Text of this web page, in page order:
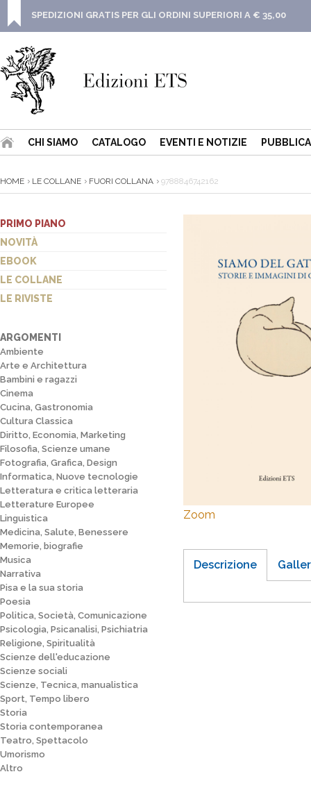
SPEDIZIONI GRATIS PER GLI ORDINI SUPERIORI A € 35,00
CHI SIAMO CATALOGO EVENTI E NOTIZIE
HOME LE COLLANE FUORI COLLANA 9788846742162
PRIMO PIANO
NOVITÀ
EBOOK
LE COLLANE
LE RIVISTE
ARGOMENTI
Ambiente
Arte e Architettura
Bambini e ragazzi
Cinema
Cucina, Gastronomia
Cultura Classica
Diritto, Economia, Marketing
Filosofia, Scienze umane
Fotografia, Grafica, Design
Informatica, Nuove tecnologie
Letteratura e critica letteraria
Letterature Europee
Linguistica
Medicina, Salute, Benessere
Memorie, biografie
Musica
Narrativa
Pisa e la sua storia
Poesia
Politica, Società, Comunicazione
Psicologia, Psicanalisi, Psichiatria
Religione, Spiritualità
Scienze dell'educazione
Scienze sociali
Scienze, Tecnica, manualistica
Sport, Tempo libero
Storia
Storia contemporanea
Teatro, Spettacolo
Umorismo
Altro
Zoom
Descrizione